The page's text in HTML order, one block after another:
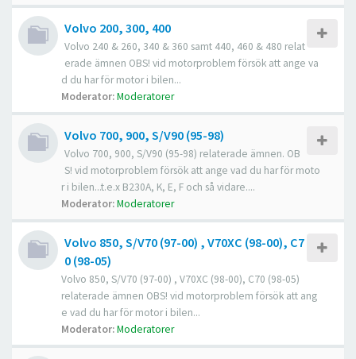
Volvo 200, 300, 400
Volvo 240 & 260, 340 & 360 samt 440, 460 & 480 relat
erade ämnen OBS! vid motorproblem försök att ange va
d du har för motor i bilen...
Moderator:Moderatorer
Volvo 700, 900, S/V90 (95-98)
Volvo 700, 900, S/V90 (95-98) relaterade ämnen. OB
S! vid motorproblem försök att ange vad du har för moto
r i bilen...t.e.x B230A, K, E, F och så vidare....
Moderator:Moderatorer
Volvo 850, S/V70 (97-00) , V70XC (98-00), C7
0 (98-05)
Volvo 850, S/V70 (97-00) , V70XC (98-00), C70 (98-05)
relaterade ämnen OBS! vid motorproblem försök att ang
e vad du har för motor i bilen...
Moderator:Moderatorer